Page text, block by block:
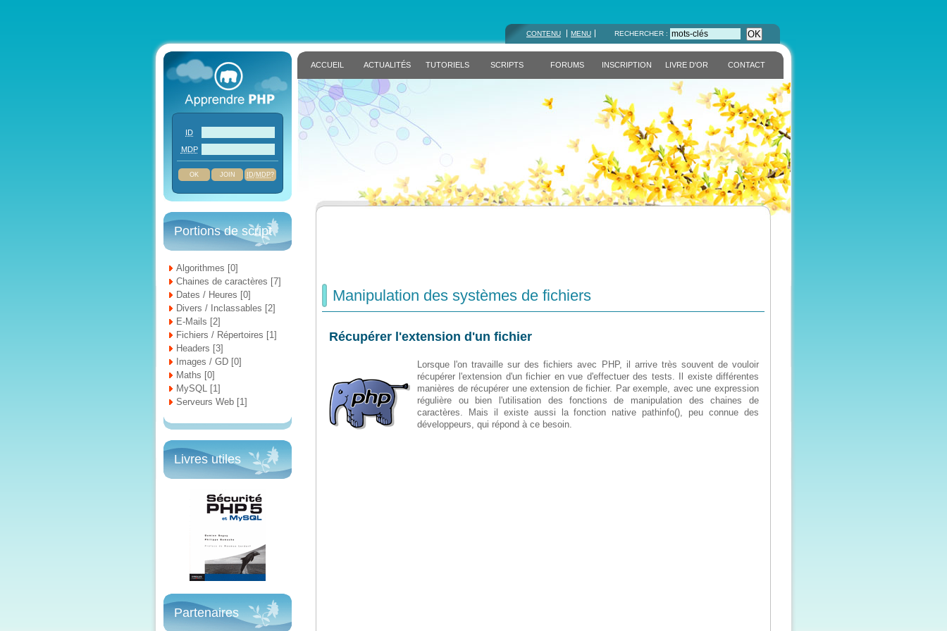
CONTENU MENU RECHERCHER : OK
ACCUEIL ACTUALITÉS TUTORIELS SCRIPTS FORUMS INSCRIPTION LIVRE D'OR CONTACT
Manipulation des systèmes de fichiers
Récupérer l'extension d'un fichier
Lorsque l'on travaille sur des fichiers avec PHP, il arrive très souvent de vouloir
récupérer l'extension d'un fichier en vue d'effectuer des tests. Il existe différentes
manières de récupérer une extension de fichier. Par exemple, avec une expression
régulière ou bien l'utilisation des fonctions de manipulation des chaines de
caractères. Mais il existe aussi la fonction native pathinfo(), peu connue des
développeurs, qui répond à ce besoin.
ID
MDP
JOIN ID/MDP?
Portions de script
Algorithmes [0]
Chaines de caractères [7]
Dates / Heures [0]
Divers / Inclassables [2]
E-Mails [2]
Fichiers / Répertoires [1]
Headers [3]
Images / GD [0]
Maths [0]
MySQL [1]
Serveurs Web [1]
Livres utiles
Partenaires